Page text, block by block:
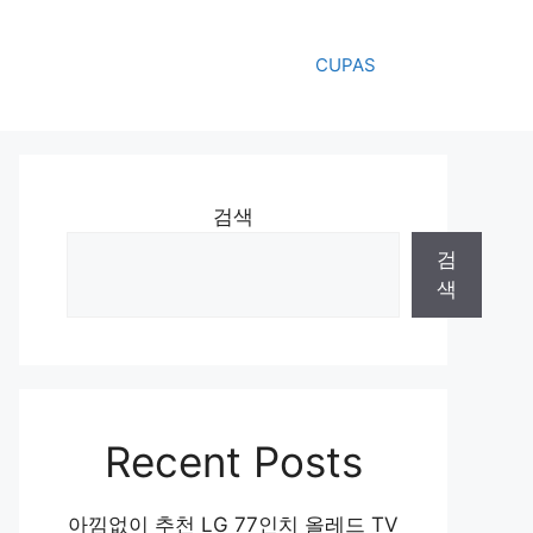
CUPAS
검색
검
색
Recent Posts
아낌없이 추천 LG 77인치 올레드 TV